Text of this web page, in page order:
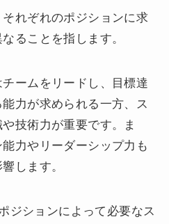
れぞれのポジションに求
ることを指します。
ームをリードし、目標達
力が求められる一方、ス
技術力が重要です。ま
力やリーダーシップ力も
します。
ジションによって必要なス